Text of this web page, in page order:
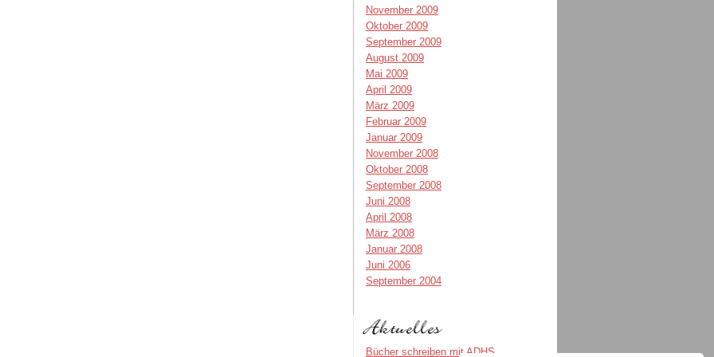
November 2009
Oktober 2009
September 2009
August 2009
Mai 2009
April 2009
März 2009
Februar 2009
Januar 2009
November 2008
Oktober 2008
September 2008
Juni 2008
April 2008
März 2008
Januar 2008
Juni 2006
September 2004
Bücher schreiben mit ADHS